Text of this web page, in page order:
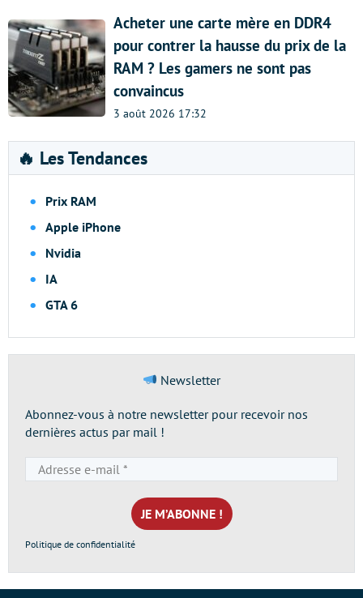
Acheter une carte mère en DDR4
pour contrer la hausse du prix de la
RAM ? Les gamers ne sont pas
convaincus
3 août 2026 17:32
🔥 Les Tendances
Prix RAM
Apple iPhone
Nvidia
IA
GTA 6
Newsletter
Abonnez-vous à notre newsletter pour recevoir nos
dernières actus par mail !
e-
mail
*
Politique de confidentialité